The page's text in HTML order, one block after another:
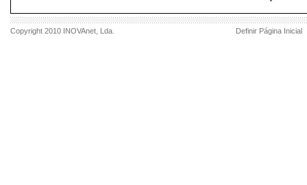
Copyright 2010 INOVAnet , Lda. Definir Página Inicial